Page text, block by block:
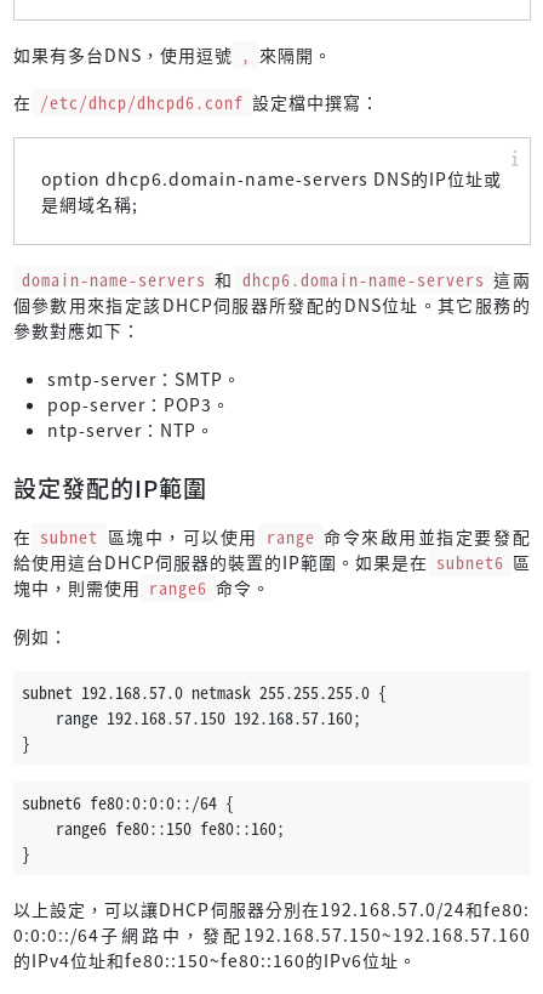
如果有多台DNS，使用逗號 , 來隔開。
在 /etc/dhcp/dhcpd6.conf 設定檔中撰寫：
option dhcp6.domain-name-servers DNS的IP位址或
是網域名稱;
domain-name-servers 和 dhcp6.domain-name-servers 這兩
個參數用來指定該DHCP伺服器所發配的DNS位址。其它服務的
參數對應如下：
smtp-server：SMTP。
pop-server：POP3。
ntp-server：NTP。
設定發配的IP範圍
在 subnet 區塊中，可以使用 range 命令來啟用並指定要發配
給使用這台DHCP伺服器的裝置的IP範圍。如果是在 subnet6 區
塊中，則需使用 range6 命令。
例如：
subnet 192.168.57.0 netmask 255.255.255.0 {
    range 192.168.57.150 192.168.57.160;
}
subnet6 fe80:0:0:0::/64 {
    range6 fe80::150 fe80::160;
}
以上設定，可以讓DHCP伺服器分別在192.168.57.0/24和fe80:
0:0:0::/64子網路中，發配192.168.57.150~192.168.57.160
的IPv4位址和fe80::150~fe80::160的IPv6位址。